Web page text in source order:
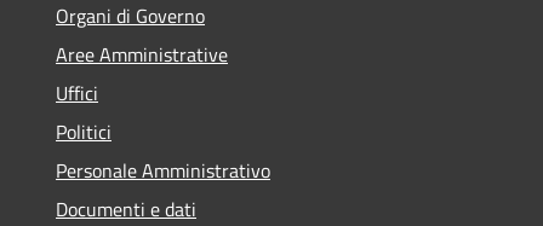
Organi di Governo
Aree Amministrative
Uffici
Politici
Personale Amministrativo
Documenti e dati